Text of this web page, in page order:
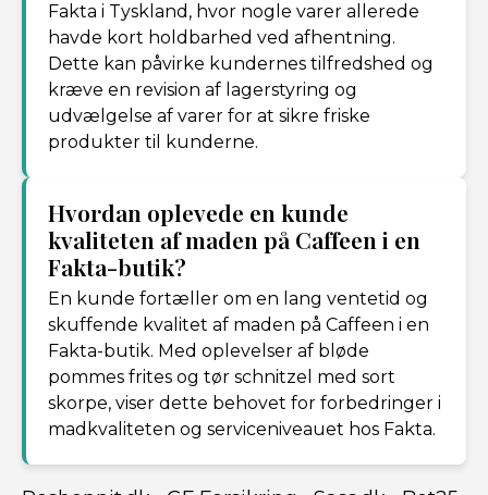
Fakta i Tyskland, hvor nogle varer allerede
havde kort holdbarhed ved afhentning.
Dette kan påvirke kundernes tilfredshed og
kræve en revision af lagerstyring og
udvælgelse af varer for at sikre friske
produkter til kunderne.
Hvordan oplevede en kunde
kvaliteten af maden på Caffeen i en
Fakta-butik?
En kunde fortæller om en lang ventetid og
skuffende kvalitet af maden på Caffeen i en
Fakta-butik. Med oplevelser af bløde
pommes frites og tør schnitzel med sort
skorpe, viser dette behovet for forbedringer i
madkvaliteten og serviceniveauet hos Fakta.